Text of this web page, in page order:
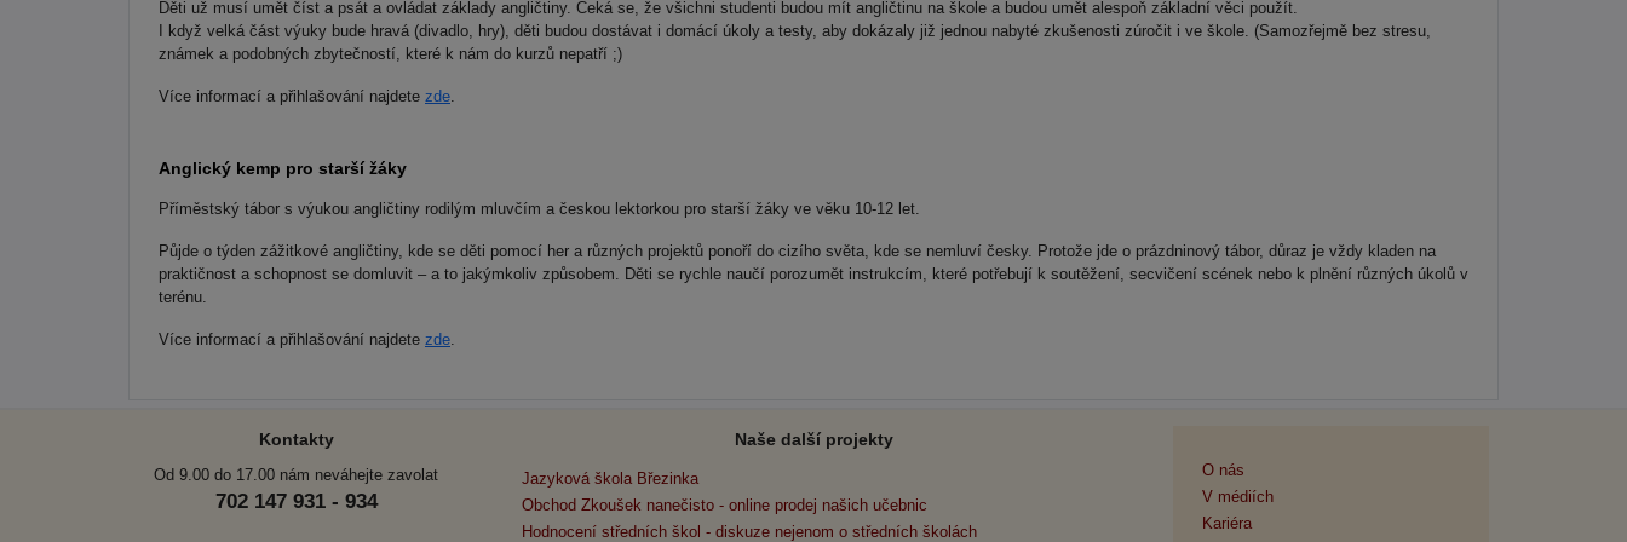
Děti už musí umět číst a psát a ovládat základy angličtiny. Čeká se, že všichni studenti budou mít angličtinu na škole a budou umět alespoň základní věci použít.
I když velká část výuky bude hravá (divadlo, hry), děti budou dostávat i domácí úkoly a testy, aby dokázaly již jednou nabyté zkušenosti zúročit i ve škole. (Samozřejmě bez stresu,
známek a podobných zbytečností, které k nám do kurzů nepatří ;)
Více informací a přihlašování najdete zde
Anglický kemp pro starší žáky
Příměstský tábor s výukou angličtiny rodilým mluvčím a českou lektorkou pro starší žáky ve věku 10-12 let.
Půjde o týden zážitkové angličtiny, kde se děti pomocí her a různých projektů ponoří do cizího světa, kde se nemluví česky. Protože jde o prázdninový tábor, důraz je vždy kladen na
praktičnost a schopnost se domluvit – a to jakýmkoliv způsobem. Děti se rychle naučí porozumět instrukcím, které potřebují k soutěžení, secvičení scének nebo k plnění různých úkolů v
terénu.
Více informací a přihlašování najdete zde.
Kontakty
Od 9.00 do 17.00 nám neváhejte zavolat
702 147 931 - 934
Naše další projekty
Jazyková škola Březinka
Obchod Zkoušek nanečisto - online prodej našich učebnic
Hodnocení středních škol - diskuze nejenom o středních školách
O nás
V médiích
Kariéra